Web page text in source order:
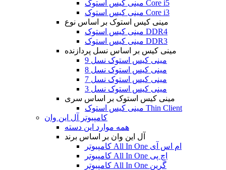
مینی کیس استوک Core i5
مینی کیس استوک Core i3
مینی کیس استوک بر اساس نوع
مینی کیس استوک DDR4
مینی کیس استوک DDR3
مینی کیس بر اساس نسل پردازنده
مینی کیس استوک نسل 9
مینی کیس استوک نسل 8
مینی کیس استوک نسل 7
مینی کیس استوک نسل 3
مینی کیس استوک بر اساس سری
مینی کیس استوک Thin Client
کامپیوتر آل این وان
همه موارد این دسته
آل این وان بر اساس برند
کامپیوتر All In One ام اس آی
کامپیوتر All In One اچ پی
کامپیوتر All In One گرین